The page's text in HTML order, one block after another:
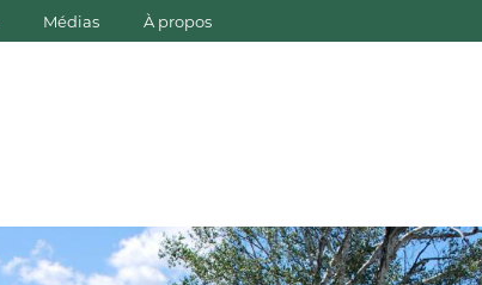
Médias À propos